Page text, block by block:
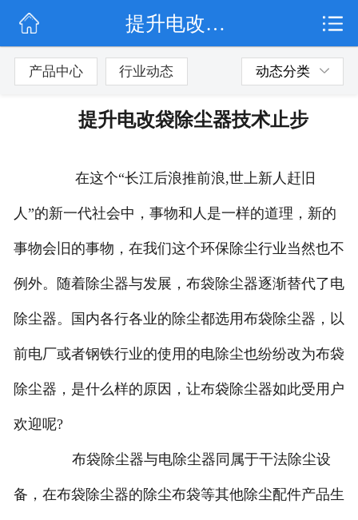
公司简介
联系我们
提升电改袋除尘器技术止步
产品中心 行业动态 动态分类
提升电改袋除尘器技术止步
在这个“长江后浪推前浪,世上新人赶旧
人”的新一代社会中，事物和人是一样的道理，新的
事物会旧的事物，在我们这个环保除尘行业当然也不
例外。随着除尘器与发展，布袋除尘器逐渐替代了电
除尘器。国内各行各业的除尘都选用布袋除尘器，以
前电厂或者钢铁行业的使用的电除尘也纷纷改为布袋
除尘器，是什么样的原因，让布袋除尘器如此受用户
欢迎呢?
布袋除尘器与电除尘器同属于干法除尘设
备，在布袋除尘器的除尘布袋等其他除尘配件产品生